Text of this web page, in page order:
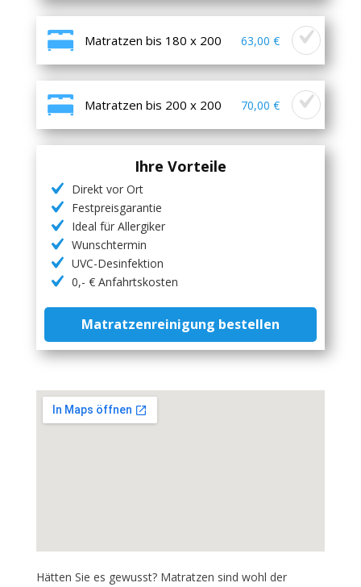
Matratzen bis 180 x 200 63,00 €
Matratzen bis 200 x 200 70,00 €
Ihre Vorteile
Direkt vor Ort
Festpreisgarantie
Ideal für Allergiker
Wunschtermin
UVC-Desinfektion
0,- € Anfahrtskosten
Matratzenreinigung bestellen
Hätten Sie es gewusst? Matratzen sind wohl der